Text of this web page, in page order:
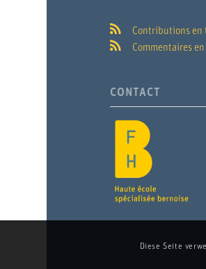
Contributions en
Commentaires en
CONTACT
Diese Seite